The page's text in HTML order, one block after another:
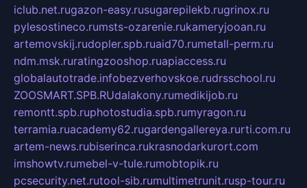
iclub.net.rugazon-easy.rusugarepilekb.rugrinox.ru
pylesostineco.rumsts-ozarenie.rukameryjooan.ru
artemovskij.rudopler.spb.ruaid70.rumetall-perm.ru
ndm.msk.ruratingzooshop.ruapiaccess.ru
globalautotrade.infobezverhovskoe.rudrsschool.ru
ZOOSMART.SPB.RUdalakony.rumedikijob.ru
remontt.spb.ruphotostudia.spb.rumyragon.ru
terramia.ruacademy62.rugardengallereya.rurti.com.ru
artem-news.rubiserinca.rukrasnodarkurort.com
imshowtv.rumebel-v-tule.rumobtopik.ru
pcsecurity.net.rutool-sib.rumultimetrunit.rusp-tour.ru